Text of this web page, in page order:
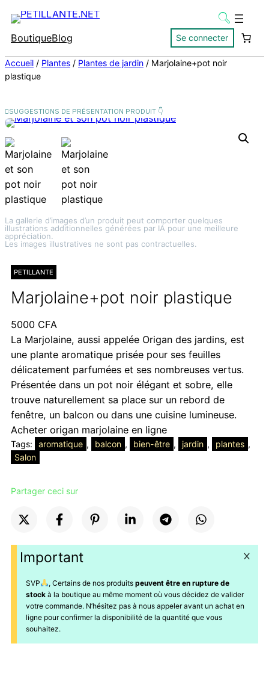
BoutiqueBlog Se connecter
Accueil / Plantes / Plantes de jardin / Marjolaine+pot noir
plastique
La gallerie d’images d’un produit peut comporter quelques
illustrations additionnelles générées par IA pour une meilleure
appréciation.
Les images illustratives ne sont pas contractuelles.
PETILLANTE
Marjolaine+pot noir plastique
5000 CFA
La Marjolaine, aussi appelée Origan des jardins, est
une plante aromatique prisée pour ses feuilles
délicatement parfumées et ses nombreuses vertus.
Présentée dans un pot noir élégant et sobre, elle
trouve naturellement sa place sur un rebord de
fenêtre, un balcon ou dans une cuisine lumineuse.
Acheter origan marjolaine en ligne
Tags: aromatique , balcon , bien-être , jardin , plantes
Salon
Partager ceci sur
Important
SVP , Certains de nos produits peuvent être en rupture de
stock à la boutique au même moment où vous décidez de valider
votre commande. N’hésitez pas à nous appeler avant un achat en
ligne pour confirmer la disponibilité de la quantité que vous
souhaitez.